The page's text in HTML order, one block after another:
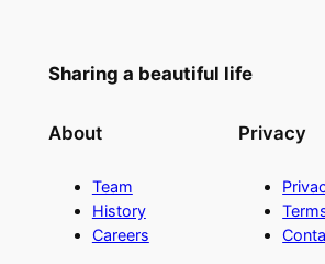
Sharing a beautiful life
About
Team
History
Careers
Privacy